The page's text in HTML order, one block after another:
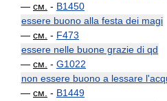
— см. - B1450
essere buono alla festa dei magi
— см. - F473
essere nelle buone grazie di qd
— см. - G1022
non essere buono a lessare
— см. - B1449